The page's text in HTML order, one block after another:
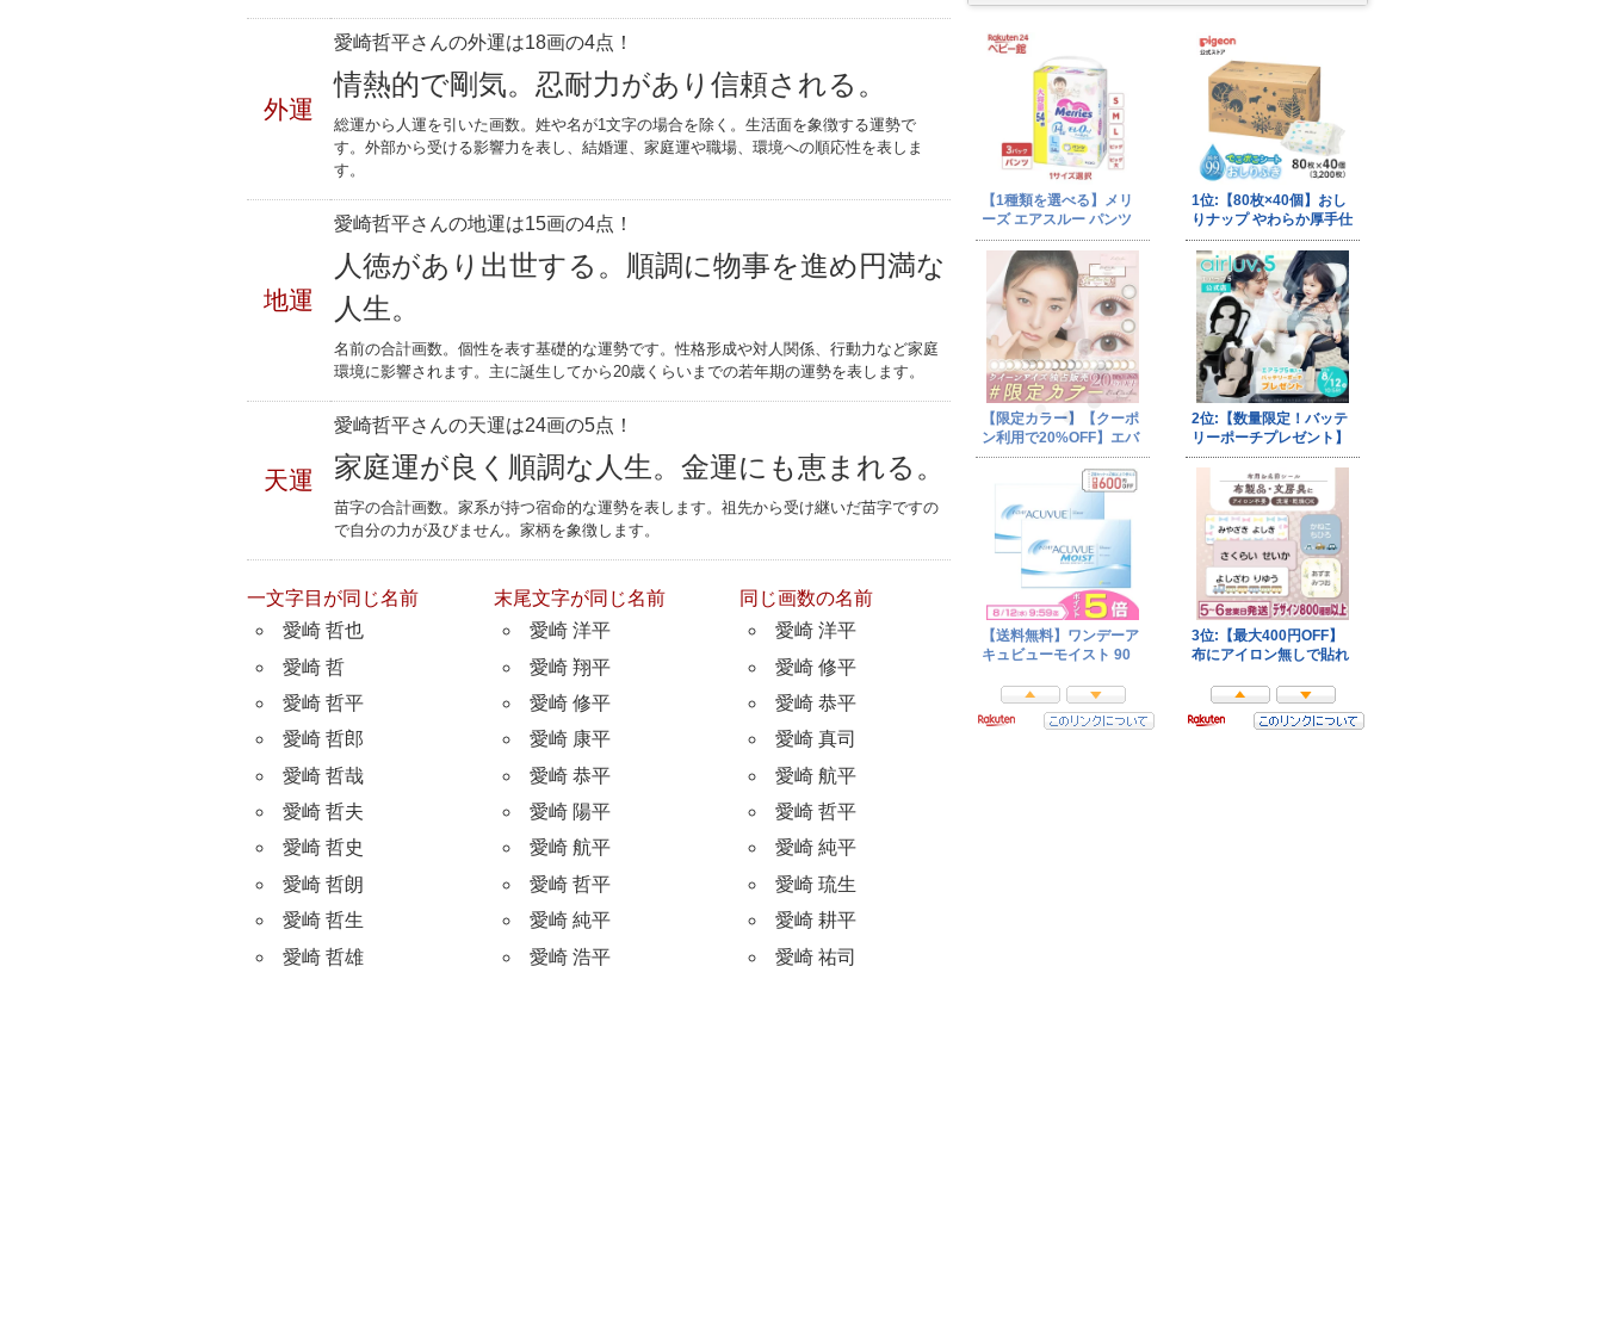
外運
愛崎哲平さんの外運は18画の4点！
情熱的で剛気。忍耐力があり信頼される。
総運から人運を引いた画数。姓や名が1文字の場合を除く。生活面を象徴する運勢で
す。外部から受ける影響力を表し、結婚運、家庭運や職場、環境への順応性を表しま
す。
地運
愛崎哲平さんの地運は15画の4点！
人徳があり出世する。順調に物事を進め円満な
人生。
名前の合計画数。個性を表す基礎的な運勢です。性格形成や対人関係、行動力など家庭
環境に影響されます。主に誕生してから20歳くらいまでの若年期の運勢を表します。
天運
愛崎哲平さんの天運は24画の5点！
家庭運が良く順調な人生。金運にも恵まれる。
苗字の合計画数。家系が持つ宿命的な運勢を表します。祖先から受け継いだ苗字ですの
で自分の力が及びません。家柄を象徴します。
一文字目が同じ名前
愛崎 哲也
愛崎 哲
愛崎 哲平
愛崎 哲郎
愛崎 哲哉
愛崎 哲夫
愛崎 哲史
愛崎 哲朗
愛崎 哲生
愛崎 哲雄
末尾文字が同じ名前
愛崎 洋平
愛崎 翔平
愛崎 修平
愛崎 康平
愛崎 恭平
愛崎 陽平
愛崎 航平
愛崎 哲平
愛崎 純平
愛崎 浩平
同じ画数の名前
愛崎 洋平
愛崎 修平
愛崎 恭平
愛崎 真司
愛崎 航平
愛崎 哲平
愛崎 純平
愛崎 琉生
愛崎 耕平
愛崎 祐司